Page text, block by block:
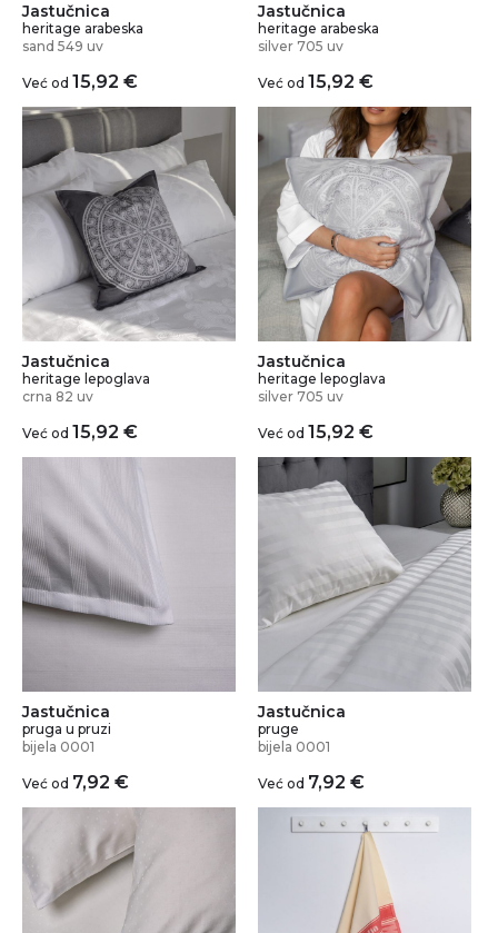
Jastučnica
heritage arabeska
sand 549 uv
Već od 15,92 €
Jastučnica
heritage arabeska
silver 705 uv
Već od 15,92 €
Jastučnica
heritage lepoglava
crna 82 uv
Već od 15,92 €
Jastučnica
heritage lepoglava
silver 705 uv
Već od 15,92 €
Jastučnica
pruga u pruzi
bijela 0001
Već od 7,92 €
Jastučnica
pruge
bijela 0001
Već od 7,92 €